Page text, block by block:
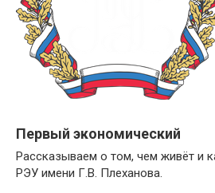
Первый экономический
Рассказываем о том, чем живёт и
РЭУ имени Г.В. Плеханова.